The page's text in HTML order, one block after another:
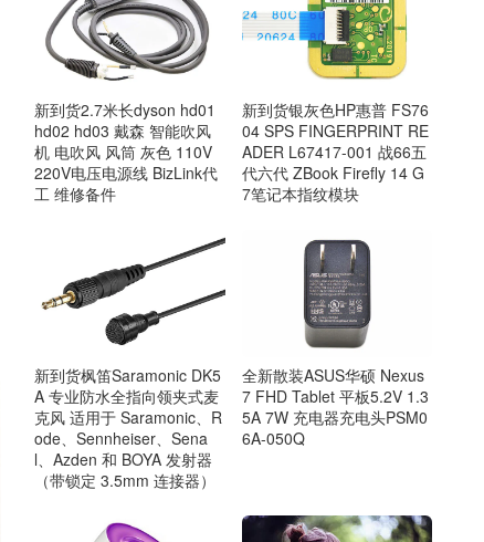
新到货2.7米长dyson hd01
hd02 hd03 戴森 智能吹风
机 电吹风 风筒 灰色 110V
220V电压电源线 BizLink代
工 维修备件
新到货银灰色HP惠普 FS76
04 SPS FINGERPRINT RE
ADER L67417-001 战66五
代六代 ZBook Firefly 14 G
7笔记本指纹模块
新到货枫笛Saramonic DK5
A 专业防水全指向领夹式麦
克风 适用于 Saramonic、R
ode、Sennheiser、Sena
l、Azden 和 BOYA 发射器
（带锁定 3.5mm 连接器）
全新散装ASUS华硕 Nexus
7 FHD Tablet 平板5.2V 1.3
5A 7W 充电器充电头PSM0
6A-050Q